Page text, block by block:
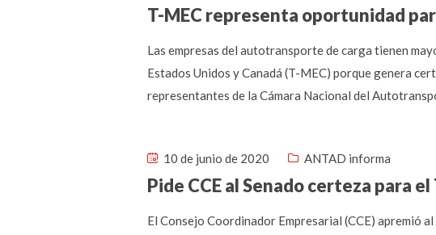
T-MEC representa oportunidad
Las empresas del autotransporte de carga tienen
Estados Unidos y Canadá (T-MEC) porque genera
representantes de la Cámara Nacional del
10 de junio de 2020 ANTAD informa
Pide CCE al Senado certeza para el
El Consejo Coordinador Empresarial (CCE) apremió